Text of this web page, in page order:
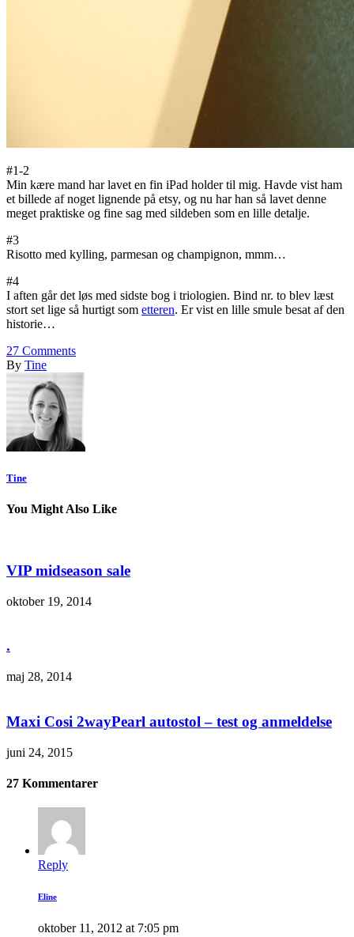
#1-2
Min kære mand har lavet en fin iPad holder til mig. Havde vist ham
et billede af noget lignende på etsy, og nu har han så lavet denne
meget praktiske og fine sag med sildeben som en lille detalje.
#3
Risotto med kylling, parmesan og champignon, mmm…
#4
I aften går det løs med sidste bog i triologien. Bind nr. to blev læst
stort set lige så hurtigt som etteren. Er vist en lille smule besat af den
historie…
27 Comments
By Tine
Tine
You Might Also Like
VIP midseason sale
oktober 19, 2014
.
maj 28, 2014
Maxi Cosi 2wayPearl autostol – test og anmeldelse
juni 24, 2015
27 Kommentarer
Reply
Eline
oktober 11, 2012 at 7:05 pm